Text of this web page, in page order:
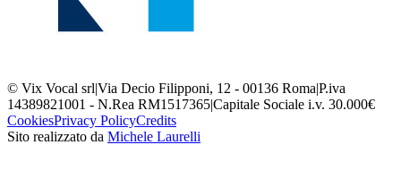
© Vix Vocal srl|Via Decio Filipponi, 12 - 00136 Roma|P.iva
14389821001 - N.Rea RM1517365|Capitale Sociale i.v. 30.000€
CookiesPrivacy PolicyCredits
Sito realizzato da Michele Laurelli